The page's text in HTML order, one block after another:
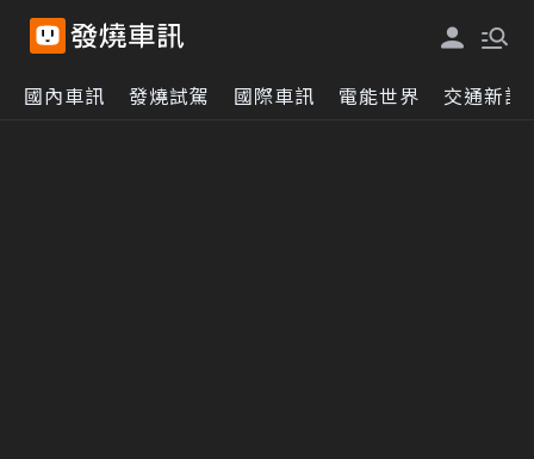
國內車訊 發燒試駕 國際車訊 電能世界 交通新訊